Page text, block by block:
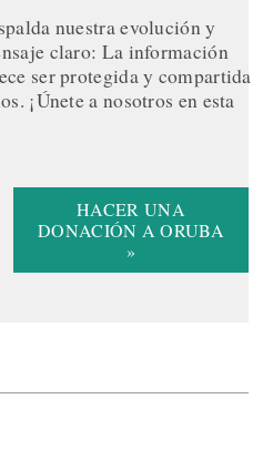
nuestra evolución y
claro: La información
ser protegida y compartida
¡Únete a nosotros en esta
HACER UNA
DONACIÓN A ORUBA
»